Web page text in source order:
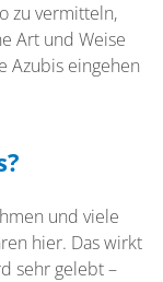
zu vermitteln,
Art und Weise
Azubis eingehen
und viele
hier. Das wirkt
sehr gelebt –